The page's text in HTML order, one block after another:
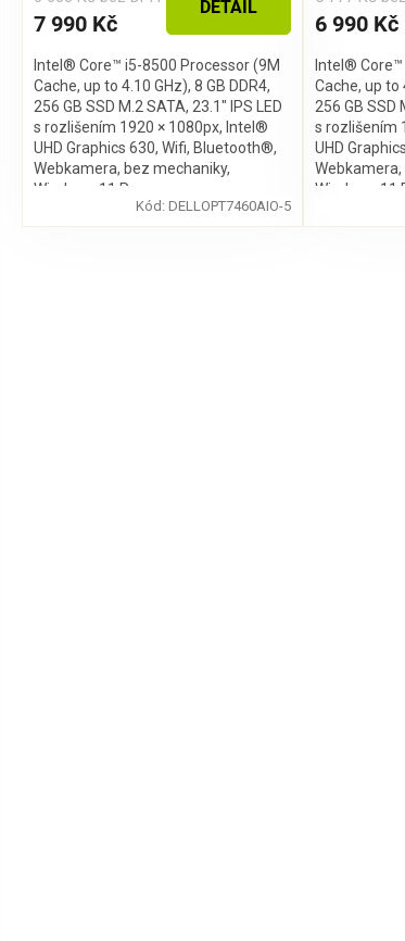
7 990 Kč
DETAIL
Intel® Core™ i5-8500 Processor (9M
Cache, up to 4.10 GHz), 8 GB DDR4,
256 GB SSD M.2 SATA, 23.1″ IPS LED
s rozlišením 1920 × 1080px, Intel®
UHD Graphics 630, Wifi, Bluetooth®,
Webkamera, bez mechaniky,
Windows 11 Pro
Kód:DELLOPT7460AIO-5
6 990 Kč
Intel®
Cache, up to
256 GB SSD
s rozlišením
UHD
Windows 11